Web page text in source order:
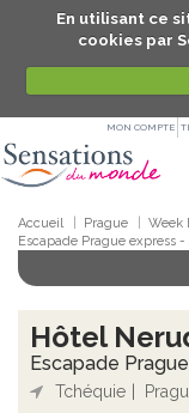
En utilisant ce
cookies par
MON COMPTE
Accueil Prague Week
Escapade Prague express
Hôtel
Escapade
Tchéquie